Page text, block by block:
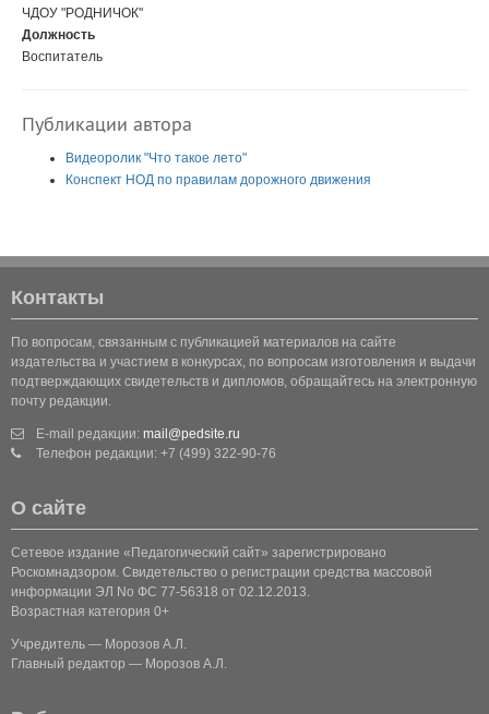
ЧДОУ "РОДНИЧОК"
Должность
Воспитатель
Публикации автора
Видеоролик "Что такое лето"
Конспект НОД по правилам дорожного движения
Контакты
По вопросам, связанным с публикацией материалов на сайте
издательства и участием в конкурсах, по вопросам изготовления и выдачи
подтверждающих свидетельств и дипломов, обращайтесь на электронную
почту редакции.
E-mail редакции: mail@pedsite.ru
Телефон редакции: +7 (499) 322-90-76
О сайте
Сетевое издание «Педагогический сайт» зарегистрировано
Роскомнадзором. Свидетельство о регистрации средства массовой
информации ЭЛ No ФС 77-56318 от 02.12.2013.
Возрастная категория 0+
Учредитель — Морозов А.Л.
Главный редактор — Морозов А.Л.